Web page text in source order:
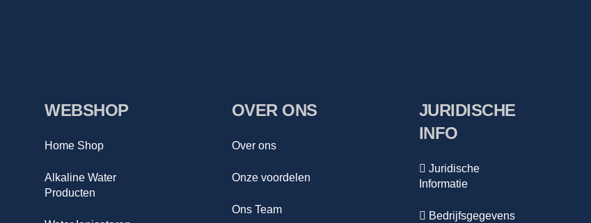
WEBSHOP
Home Shop
Alkaline Water
Producten
OVER ONS
Over ons
Onze voordelen
Ons Team
JURIDISCHE
INFO
Juridische
Informatie
Bedrijfsgegevens